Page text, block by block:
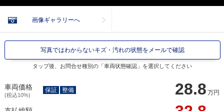
画像ギャラリーへ
写真ではわからないキズ・汚れの状態をメールで確認
タップ後、お問合せ種別の「車両状態確認」を選択してください
車両価格
(税込10%) 28.8 万円
保証 整備